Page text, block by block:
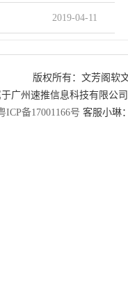
2019-04-11
2019-04-08
为什么拥有QQ资源的腾讯微博输给了新浪微博 2019-04-07
版权所有：文芳阁软
广州速推信息科技有限公
ICP备17001166号 客服小琳